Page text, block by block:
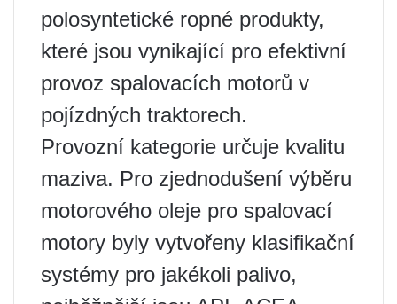
polosyntetické ropné produkty,
které jsou vynikající pro efektivní
provoz spalovacích motorů v
pojízdných traktorech.
Provozní kategorie určuje kvalitu
maziva. Pro zjednodušení výběru
motorového oleje pro spalovací
motory byly vytvořeny klasifikační
systémy pro jakékoli palivo,